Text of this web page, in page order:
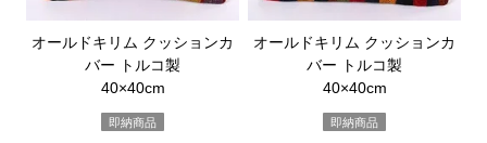
オールドキリム クッションカ
バー トルコ製
40×40cm
即納商品
オールドキリム クッションカ
バー トルコ製
40×40cm
即納商品